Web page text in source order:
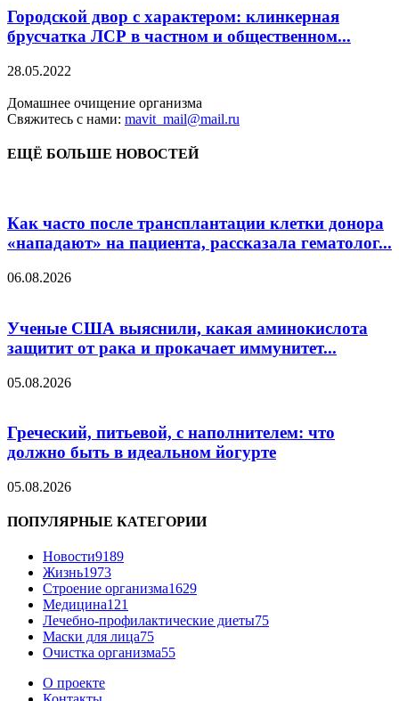
Городской двор с характером: клинкерная
брусчатка ЛСР в частном и общественном...
28.05.2022
Домашнее очищение организма
Свяжитесь с нами: mavit_mail@mail.ru
ЕЩЁ БОЛЬШЕ НОВОСТЕЙ
Как часто после трансплантации клетки донора
«нападают» на пациента, рассказала гематолог...
06.08.2026
Ученые США выяснили, какая аминокислота
защитит от рака и прокачает иммунитет...
05.08.2026
Греческий, питьевой, с наполнителем: что
должно быть в идеальном йогурте
05.08.2026
ПОПУЛЯРНЫЕ КАТЕГОРИИ
Новости9189
Жизнь1973
Строение организма1629
Медицина121
Лечебно-профилактические диеты75
Маски для лица75
Очистка организма55
О проекте